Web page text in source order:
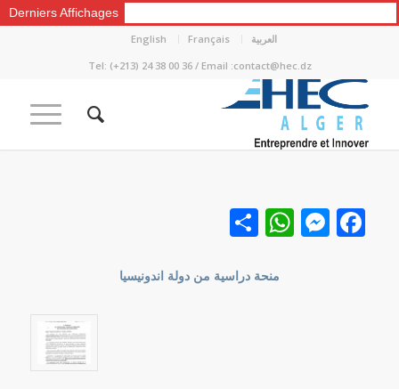
Derniers Affichages
العربية Français
English
Tel: (+213) 24 38 00 36 / Email :contact@hec.dz
Facebook
Messenger
WhatsApp
نشر
منحة دراسية من دولة اندونيسيا